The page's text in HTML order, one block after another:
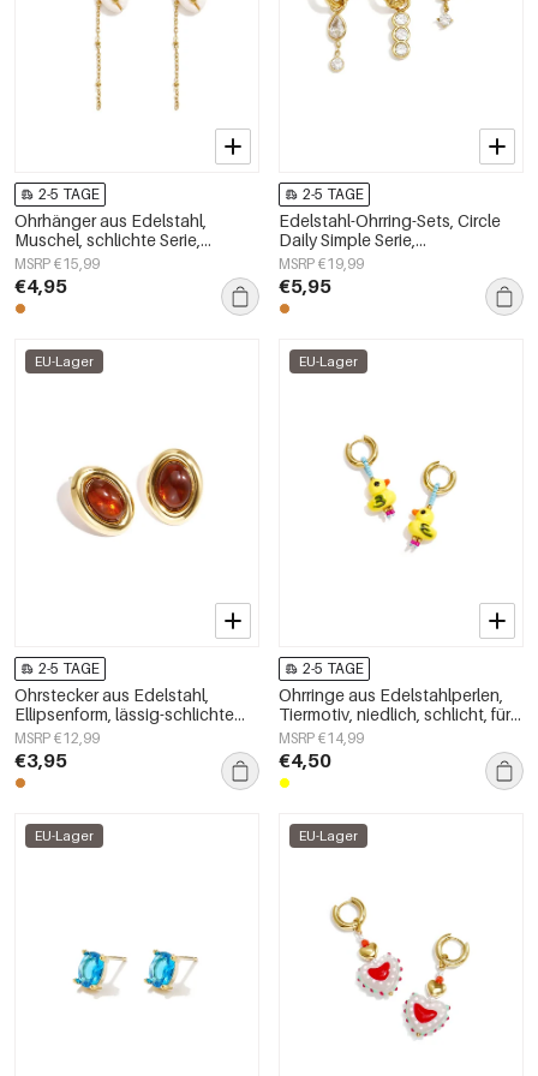
2-5 TAGE
Ohrhänger aus Edelstahl,
Muschel, schlichte Serie,
Damenschmuck
MSRP €15,99
€4,95
2-5 TAGE
Edelstahl-Ohrring-Sets, Circle
Daily Simple Serie,
Damenschmuck
MSRP €19,99
€5,95
EU-Lager
2-5 TAGE
Ohrstecker aus Edelstahl,
Ellipsenform, lässig-schlichte
Serie, Damenschmuck
MSRP €12,99
€3,95
EU-Lager
2-5 TAGE
Ohrringe aus Edelstahlperlen,
Tiermotiv, niedlich, schlicht, für
den Alltag, Damenschmuck
MSRP €14,99
€4,50
EU-Lager EU-Lager